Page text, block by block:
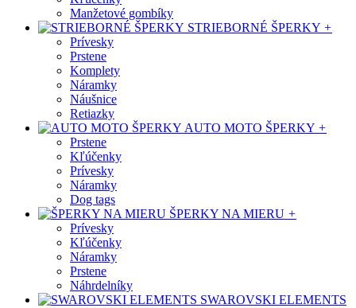
Manžetové gombíky
STRIEBORNÉ ŠPERKY +
Prívesky
Prstene
Komplety
Náramky
Náušnice
Retiazky
AUTO MOTO ŠPERKY +
Prstene
Kľúčenky
Prívesky
Náramky
Dog tags
ŠPERKY NA MIERU +
Prívesky
Kľúčenky
Náramky
Prstene
Náhrdelníky
SWAROVSKI ELEMENTS